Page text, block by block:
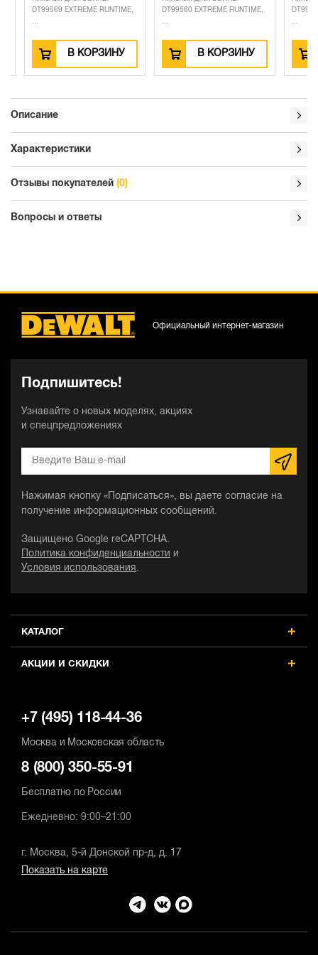
DT99569 EXTREME RUNTIME,
В КОРЗИНУ
DT99560 EXTREME RUNTIME,
В КОРЗИНУ
DT99573
Описание
Характеристики
Отзывы покупателей (0)
Вопросы и ответы
КАТАЛОГ
АКЦИИ И СКИДКИ
Подпишитесь!
Узнавайте о новых моделях, акциях
и спецпредложениях
Нажимая кнопку «Подписаться», вы даете согласие на
получение информационных сообщений.
Защищено Google reCAPTCHA.
Политика конфиденциальности
и
Условия использования .
Официальный интернет-магазин
+7 (495) 118-44-36
Москва и Московская область
8 (800) 350-55-91
Бесплатно по России
Ежедневно: 9:00–21:00
г. Москва, 5-й Донской пр-д, д. 17
Показать на карте